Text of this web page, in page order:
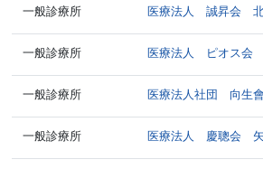
一般診療所 医療法人 誠昇会 北
一般診療所 医療法人 ピオス会
一般診療所 医療法人社団 向生
一般診療所 医療法人 慶聰会 矢